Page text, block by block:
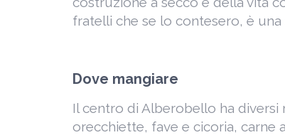
fratelli che se lo contesero, è
Dove mangiare
Il centro di Alberobello ha
orecchiette, fave e cicoria, carne